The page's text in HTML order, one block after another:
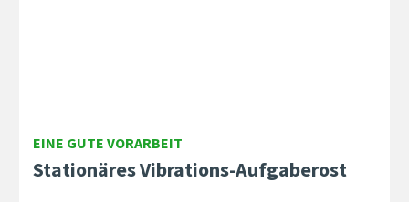
EINE GUTE VORARBEIT
Stationäres Vibrations-Aufgaberost